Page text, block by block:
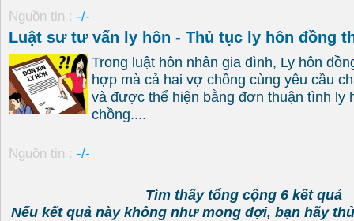
Nguồn tin : -/-
Luật sư tư vấn ly hôn - Thủ tục ly hôn đồng
Trong luật hôn nhân gia đình, Ly hôn
hợp mà cả hai vợ chồng cùng yêu cầu
và được thể hiện bằng đơn thuận tình ly
chồng....
Nguồn tin : -/-
Tìm thấy tổng cộng 6 kết quả
Nếu kết quả này không như mong đợi, bạn hãy